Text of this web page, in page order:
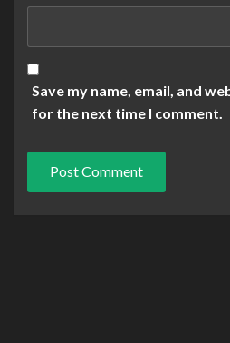
Save my name, email, and
for the next time I comment.